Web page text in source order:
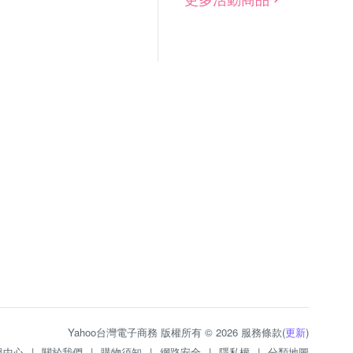
Yahoo台灣電子商務 版權所有 © 2026 服務條款(更新)